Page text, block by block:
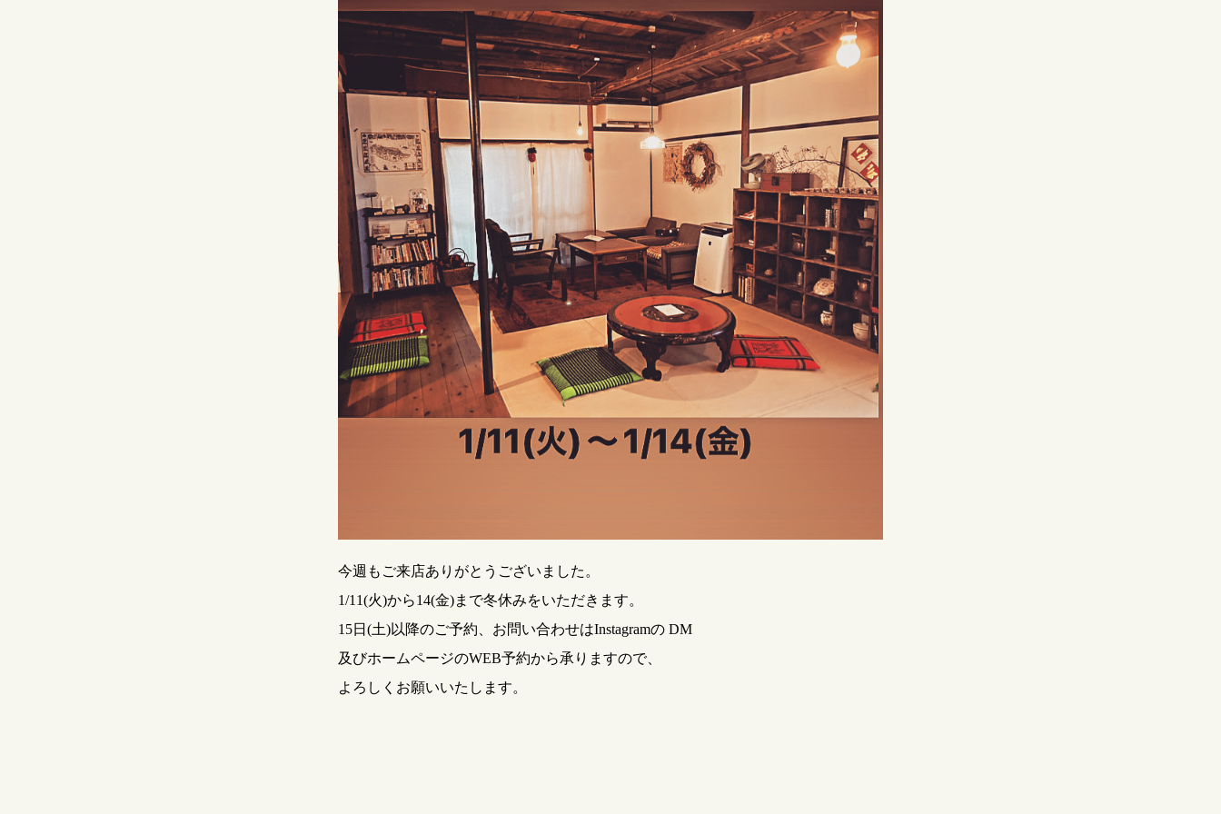
今週もご来店ありがとうございました。
1/11(火)から14(金)まで冬休みをいただきます。
15日(土)以降のご予約、お問い合わせはInstagramの DM
及びホームページのWEB予約から承りますので、
よろしくお願いいたします。